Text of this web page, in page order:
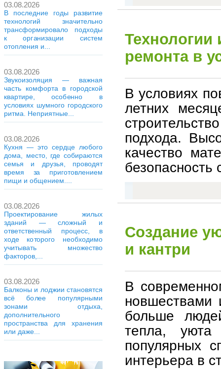
03.08.2026
В последние годы развитие
технологий значительно
трансформировало подходы
к организации систем
отопления и...
03.08.2026
Звукоизоляция — важная
часть комфорта в городской
квартире, особенно в
условиях шумного городского
ритма. Неприятные...
03.08.2026
Кухня — это сердце любого
дома, место, где собираются
семья и друзья, проводят
время за приготовлением
пищи и общением....
03.08.2026
Проектирование жилых
зданий — сложный и
ответственный процесс, в
ходе которого необходимо
учитывать множество
факторов,...
03.08.2026
Балконы и лоджии становятся
всё более популярными
зонами отдыха,
дополнительного
пространства для хранения
или даже...
Технологии
ремонта в
В условиях
летних
подхода.
качество
безопасность
Создание
и кантри
В
новшествами
больше
тепла,
популярных
интерьера в